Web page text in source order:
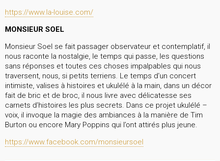
https://www.la-louise.com/
MONSIEUR SOEL
Monsieur Soel se fait passager observateur et contemplatif, il
nous raconte la nostalgie, le temps qui passe, les questions
sans réponses et toutes ces choses impalpables qui nous
traversent, nous, si petits terriens. Le temps dʼun concert
intimiste, valises à histoires et ukulélé à la main, dans un décor
fait de bric et de broc, il nous livre avec délicatesse ses
carnets d’histoires les plus secrets. Dans ce projet ukulélé –
voix, il invoque la magie des ambiances à la manière de Tim
Burton ou encore Mary Poppins qui l’ont attirés plus jeune.
https://www.facebook.com/monsieursoel